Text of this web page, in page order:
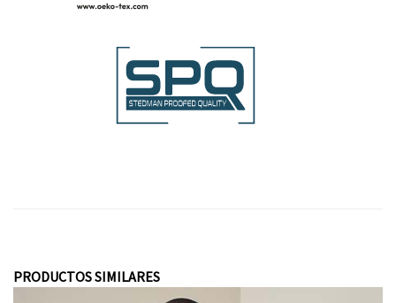
PRODUCTOS SIMILARES